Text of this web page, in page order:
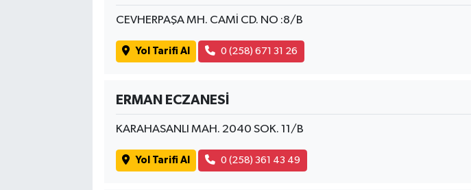
CEVHERPAŞA MH. CAMİ CD. NO :8/B
Yol Tarifi Al 0 (258) 671 31 26
ERMAN ECZANESİ
KARAHASANLI MAH. 2040 SOK. 11/B
Yol Tarifi Al 0 (258) 361 43 49